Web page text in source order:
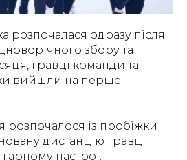
розпочалася одразу після
збору та
гравці команди та
вийшли на перше
із пробіжки
дистанцію гравці
настрої.